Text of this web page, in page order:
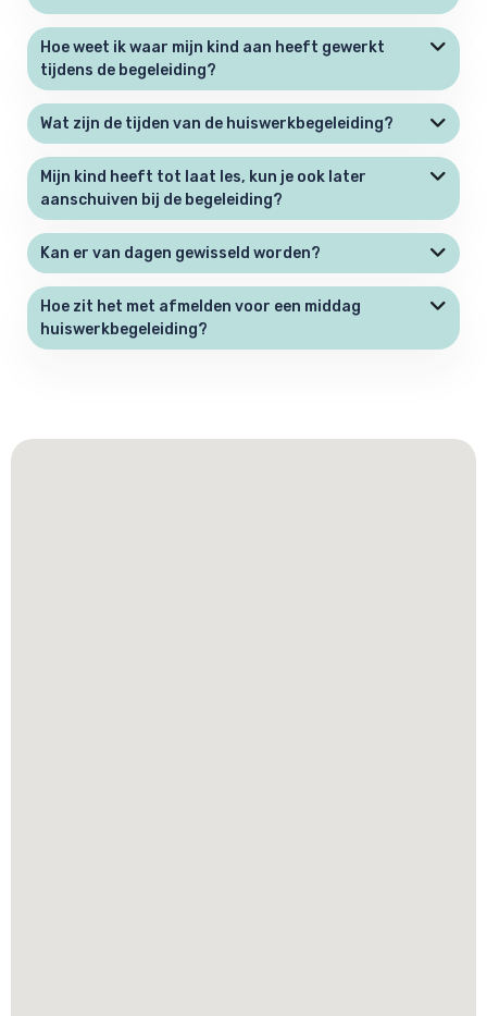
Hoe weet ik waar mijn kind aan heeft gewerkt
tijdens de begeleiding?
Wat zijn de tijden van de huiswerkbegeleiding?
Mijn kind heeft tot laat les, kun je ook later
aanschuiven bij de begeleiding?
Kan er van dagen gewisseld worden?
Hoe zit het met afmelden voor een middag
huiswerkbegeleiding?